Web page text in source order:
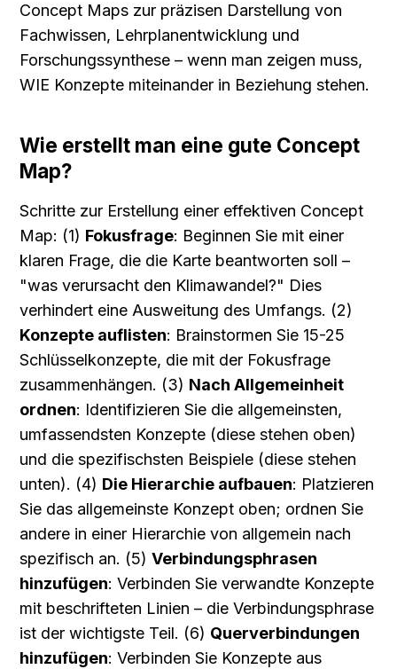
Concept Maps zur präzisen Darstellung von
Fachwissen, Lehrplanentwicklung und
Forschungssynthese – wenn man zeigen muss,
WIE Konzepte miteinander in Beziehung stehen.
Wie erstellt man eine gute Concept
Map?
Schritte zur Erstellung einer effektiven Concept
Map: (1) Fokusfrage: Beginnen Sie mit einer
klaren Frage, die die Karte beantworten soll –
"was verursacht den Klimawandel?" Dies
Konzepte auflisten: Brainstormen Sie 15-25
Schlüsselkonzepte, die mit der Fokusfrage
zusammenhängen. (3) Nach Allgemeinheit
ordnen: Identifizieren Sie die allgemeinsten,
umfassendsten Konzepte (diese stehen oben)
und die spezifischsten Beispiele (diese stehen
unten). (4) Die Hierarchie aufbauen: Platzieren
Sie das allgemeinste Konzept oben; ordnen Sie
andere in einer Hierarchie von allgemein nach
spezifisch an. (5) Verbindungsphrasen
hinzufügen: Verbinden Sie verwandte Konzepte
mit beschrifteten Linien – die Verbindungsphrase
ist der wichtigste Teil. (6) Querverbindungen
hinzufügen: Verbinden Sie Konzepte aus